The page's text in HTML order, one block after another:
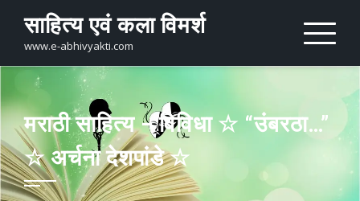
content
साहित्य एवं कला विमर्श
www.e-abhivyakti.com
मराठी साहित्य – विविधा ☆ “उंबरठा…”
☆ अर्चना देशपांडे ☆